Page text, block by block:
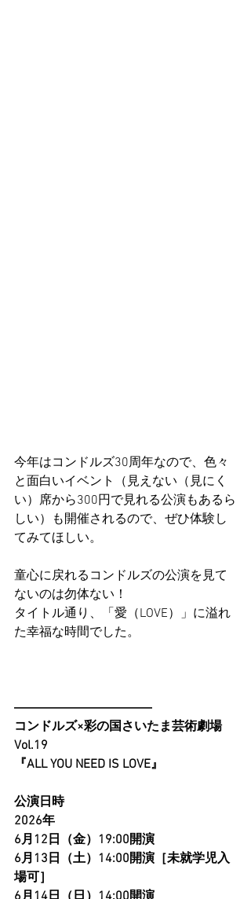
今年はコンドルズ30周年なので、色々
と面白いイベント（見えない（見にく
い）席から300円で見れる公演もあるら
しい）も開催されるので、ぜひ体験し
てみてほしい。
童心に戻れるコンドルズの公演を見て
ないのは勿体ない！
タイトル通り、「愛（LOVE）」に溢れ
た幸福な時間でした。
―――――――――――
コンドルズ×彩の国さいたま芸術劇場
Vol.19
『ALL YOU NEED IS LOVE』
公演日時
2026年
6月12日（金）19:00開演
6月13日（土）14:00開演［未就学児入
場可］